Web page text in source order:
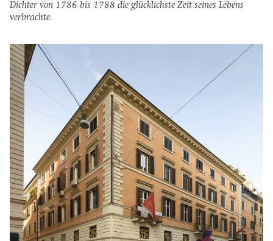
Dichter von 1786 bis 1788 die glücklichste Zeit seines Lebens
verbrachte.